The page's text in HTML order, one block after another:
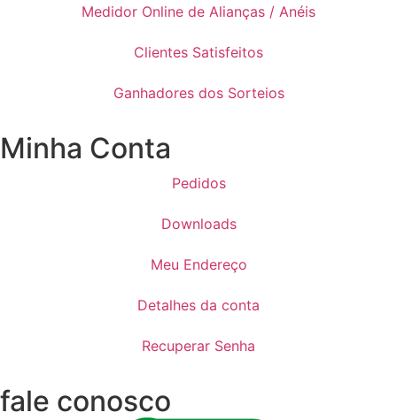
Medidor Online de Alianças / Anéis
Clientes Satisfeitos
Ganhadores dos Sorteios
Minha Conta
Pedidos
Downloads
Meu Endereço
Detalhes da conta
Recuperar Senha
fale conosco